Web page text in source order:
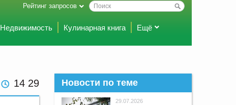
Рейтинг запросов
Недвижимость Кулинарная книга Ещё
14 29 Новости по теме
29.07.2026